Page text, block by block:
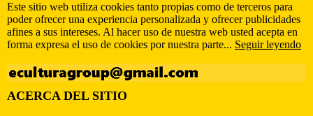
Este sitio web utiliza cookies tanto propias como de terceros para
poder ofrecer una experiencia personalizada y ofrecer publicidades
afines a sus intereses. Al hacer uso de nuestra web usted acepta en
forma expresa el uso de cookies por nuestra parte... Seguir leyendo
ACERCA DEL SITIO